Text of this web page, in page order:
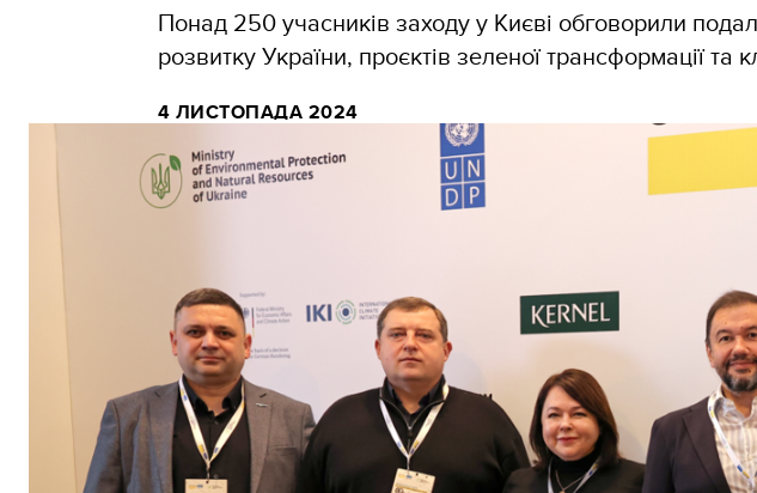
Понад 250 учасників заходу у Києві обговорили
розвитку України, проєктів зеленої трансформації та
4 ЛИСТОПАДА 2024